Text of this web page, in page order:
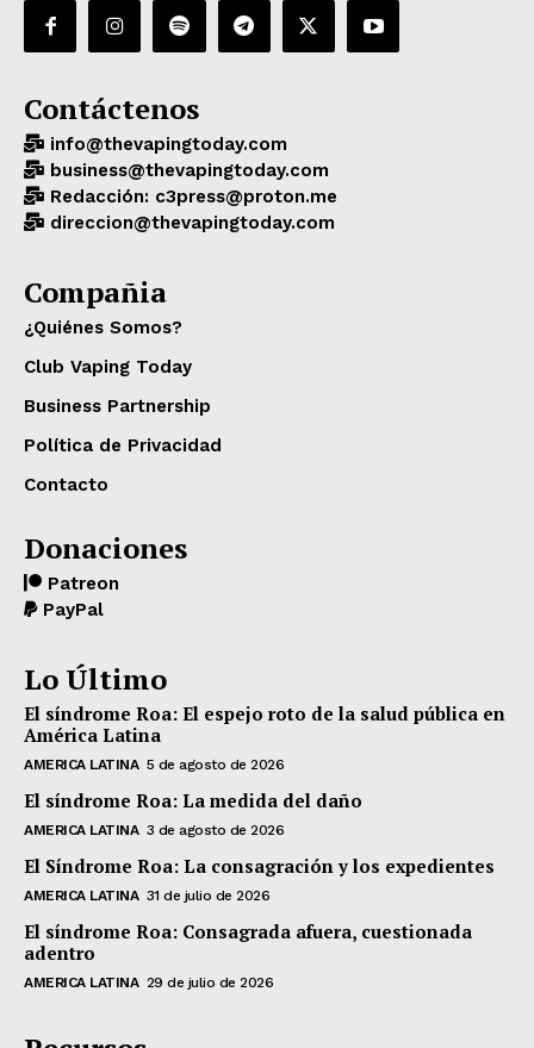
Contáctenos
info@thevapingtoday.com
business@thevapingtoday.com
Redacción: c3press@proton.me
direccion@thevapingtoday.com
Compañia
¿Quiénes Somos?
Club Vaping Today
Business Partnership
Política de Privacidad
Contacto
Donaciones
Patreon
PayPal
Lo Último
El síndrome Roa: El espejo roto de la salud pública en
América Latina
AMERICA LATINA 5 de agosto de 2026
El síndrome Roa: La medida del daño
AMERICA LATINA 3 de agosto de 2026
El Síndrome Roa: La consagración y los expedientes
AMERICA LATINA 31 de julio de 2026
El síndrome Roa: Consagrada afuera, cuestionada
adentro
AMERICA LATINA 29 de julio de 2026